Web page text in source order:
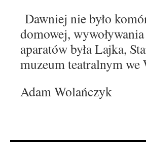
Dawniej nie było
domowej,
aparatów była Lajka,
muzeum teatralnym we
Adam Wolańczyk